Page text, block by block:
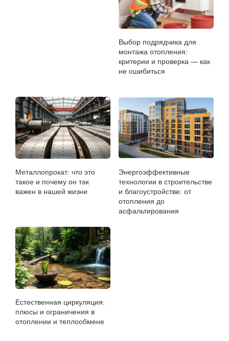
Выбор подрядчика для
монтажа отопления:
критерии и проверка — как
не ошибиться
Металлопрокат: что это
такое и почему он так
важен в нашей жизни
Энергоэффективные
технологии в строительстве
и благоустройстве: от
отопления до
асфальтирования
Естественная циркуляция:
плюсы и ограничения в
отоплении и теплообмене